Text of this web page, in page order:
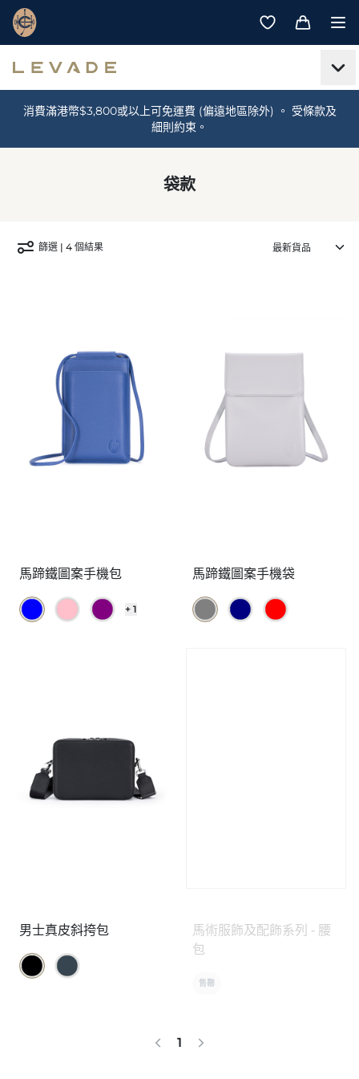
消費滿港幣$3,800或以上可免運費 (偏遠地區除外) 。 受條款及
細則約束。
袋款
篩選 | 4 個結果
馬蹄鐵圖案手機包
+ 1
馬蹄鐵圖案手機袋
男士真皮斜挎包
馬術服飾及配飾系列 - 腰
包
售罄
1